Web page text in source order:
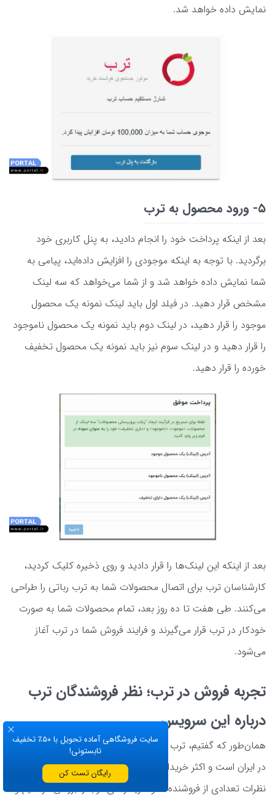
نمایش داده خواهد شد.
۵- ورود محصول به ترب
بعد از اینکه پرداخت خود را انجام دادید، به پنل کاربری خود
برگردید. با توجه به اینکه موجودی را افزایش داده‌اید، پیامی به
شما نمایش داده خواهد شد و از شما می‌خواهد که سه لینک
مشخص قرار دهید. در فیلد اول باید لینک نمونه یک محصول
موجود را قرار دهید، در لینک دوم باید نمونه یک محصول ناموجود
را قرار دهید و در لینک سوم نیز باید نمونه یک محصول تخفیف
خورده را قرار دهید.
بعد از اینکه این لینک‌ها را قرار دادید و روی ذخیره کلیک کردید،
کارشناسان ترب برای اتصال محصولات شما به ترب رباتی را طراحی
می‌کنند. طی هفت تا ده روز بعد، تمام محصولات شما به صورت
خودکار در ترب قرار می‌گیرند و فرایند فروش شما در ترب آغاز
می‌شود.
تجربه فروش در ترب؛ نظر فروشندگان ترب
درباره این سرویس
همان‌طور که گفتیم، ترب یکی از معروف‌ترین کانال‌های فروش کالا
در ایران است و اکثر خریداران اینترنتی با آن آشنایی دارند. حال ما
نظرات تعدادی از فروشنده‌ها و خریدارهای ترب را بررسی کرده‌ایم و
سایت فروشگاهی آماده تحویل با ۵۰٪ تخفیف
تابستونی!
رایگان تست کن